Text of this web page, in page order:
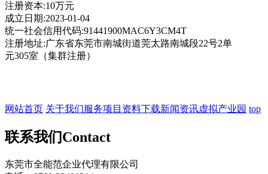
注册资本:10万元
成立日期:2023-01-04
统一社会信用代码:91441900MAC6Y3CM4T
注册地址:广东省东莞市南城街道莞太路南城段22号2单
元305室（集群注册）
网站首页 关于我们服务项目 资料下载新闻资讯虚拟产业园 top
联系我们Contact
东莞市全能范企业代理有限公司